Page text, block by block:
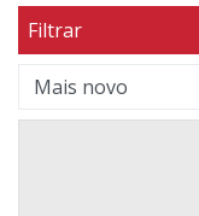
Filtrar